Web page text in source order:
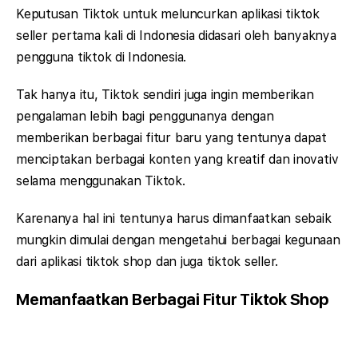
Keputusan Tiktok untuk meluncurkan aplikasi tiktok
seller pertama kali di Indonesia didasari oleh banyaknya
pengguna tiktok di Indonesia.
Tak hanya itu, Tiktok sendiri juga ingin memberikan
pengalaman lebih bagi penggunanya dengan
memberikan berbagai fitur baru yang tentunya dapat
menciptakan berbagai konten yang kreatif dan inovativ
selama menggunakan Tiktok.
Karenanya hal ini tentunya harus dimanfaatkan sebaik
mungkin dimulai dengan mengetahui berbagai kegunaan
dari aplikasi tiktok shop dan juga tiktok seller.
Memanfaatkan Berbagai Fitur Tiktok Shop